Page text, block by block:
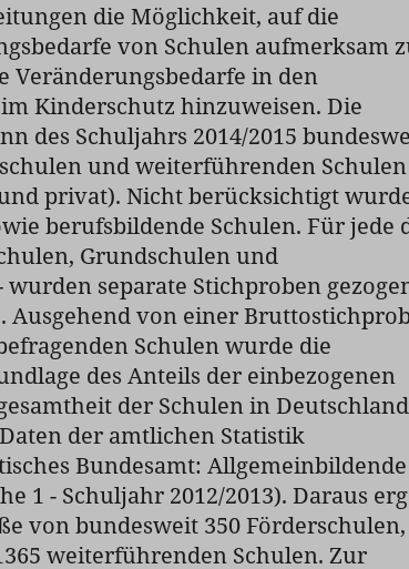
die Möglichkeit, auf die
von Schulen aufmerksam
Veränderungsbedarfe in den
Kinderschutz hinzuweisen. Die
des Schuljahrs 2014/2015
und weiterführenden Schulen
privat). Nicht berücksichtigt
berufsbildende Schulen. Für jede
Grundschulen und
separate Stichproben
Ausgehend von einer
Schulen wurde die
des Anteils der einbezogenen
der Schulen in Deutschland
der amtlichen Statistik
Bundesamt: Allgemeinbildende
1 - Schuljahr 2012/2013). Daraus
von bundesweit 350 Förderschulen,
weiterführenden Schulen. Zur